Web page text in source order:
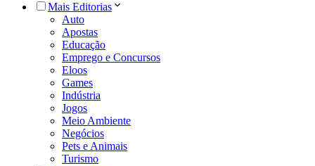
Mais Editorias
Auto
Apostas
Educação
Emprego e Concursos
Eloos
Games
Indústria
Jogos
Meio Ambiente
Negócios
Pets e Animais
Turismo